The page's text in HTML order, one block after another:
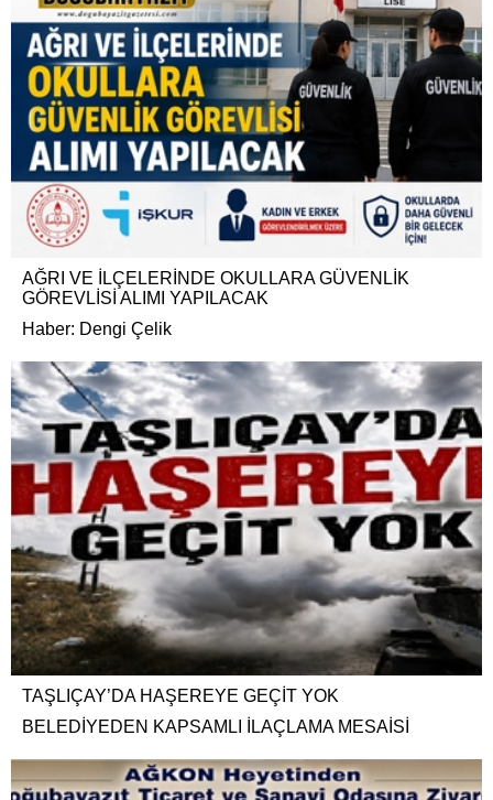
AĞRI VE İLÇELERİNDE OKULLARA GÜVENLİK
GÖREVLİSİ ALIMI YAPILACAK
Haber: Dengi Çelik
TAŞLIÇAY’DA HAŞEREYE GEÇİT YOK
BELEDİYEDEN KAPSAMLI İLAÇLAMA MESAİSİ